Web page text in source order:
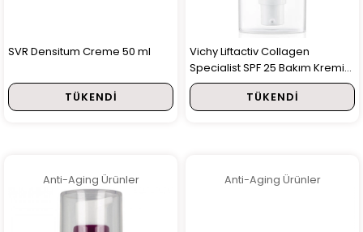
SVR Densitum Creme 50 ml
TÜKENDI
Vichy Liftactiv Collagen
Specialist SPF 25 Bakım Kremi
50 ml
TÜKENDI
Anti-Aging Ürünler Anti-Aging Ürünler